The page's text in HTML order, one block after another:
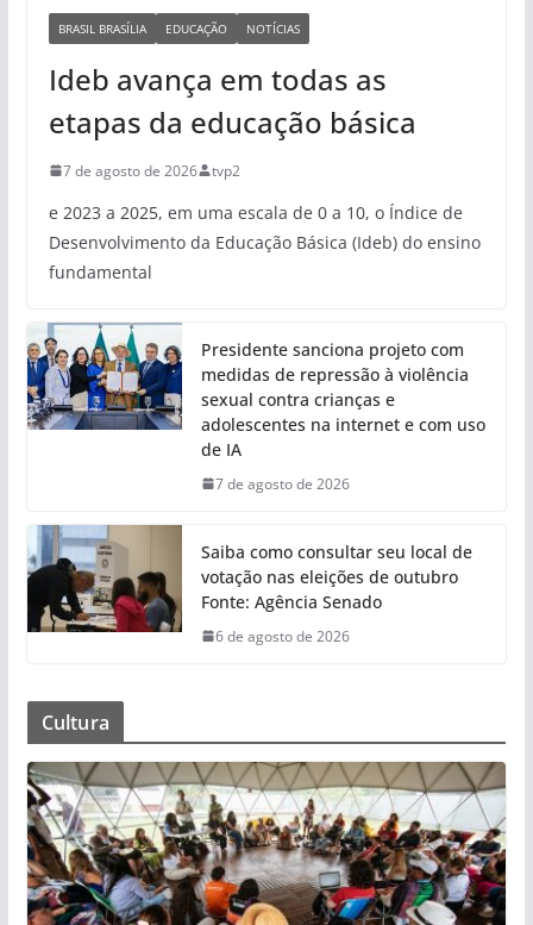
BRASIL BRASÍLIA EDUCAÇÃO NOTÍCIAS
Ideb avança em todas as
etapas da educação básica
7 de agosto de 2026 tvp2
e 2023 a 2025, em uma escala de 0 a 10, o Índice de
Desenvolvimento da Educação Básica (Ideb) do ensino
fundamental
Presidente sanciona projeto com
medidas de repressão à violência
sexual contra crianças e
adolescentes na internet e com uso
de IA
7 de agosto de 2026
Saiba como consultar seu local de
votação nas eleições de outubro
Fonte: Agência Senado
6 de agosto de 2026
Cultura